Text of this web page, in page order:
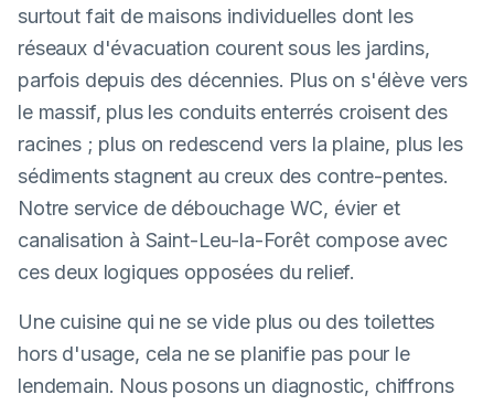
surtout fait de maisons individuelles dont les
réseaux d'évacuation courent sous les jardins,
parfois depuis des décennies. Plus on s'élève vers
le massif, plus les conduits enterrés croisent des
racines ; plus on redescend vers la plaine, plus les
sédiments stagnent au creux des contre-pentes.
Notre service de débouchage WC, évier et
canalisation à Saint-Leu-la-Forêt compose avec
ces deux logiques opposées du relief.
Une cuisine qui ne se vide plus ou des toilettes
hors d'usage, cela ne se planifie pas pour le
lendemain. Nous posons un diagnostic, chiffrons